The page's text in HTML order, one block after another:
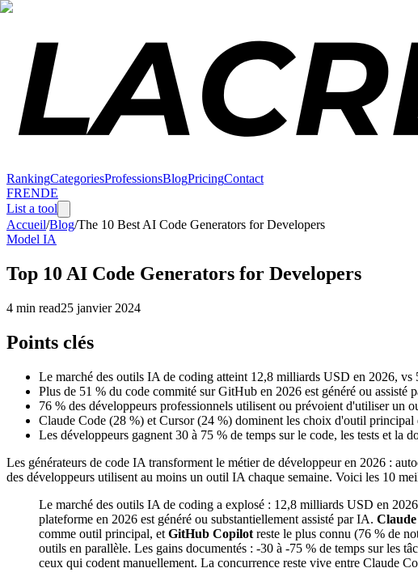
RankingCategoriesProfessionsBlogPricingContact
FRENDE
List a tool
Accueil/Blog/The 10 Best AI Code Generators for Developers
Model IA
Top 10 AI Code Generators for Developers
4 min read25 janvier 2024
Points clés
Le marché des outils IA de coding atteint 12,8 milliards USD en 2026, vs
Plus de 51 % du code commité sur GitHub en 2026 est généré ou assisté
76 % des développeurs professionnels utilisent ou prévoient d'utiliser un
Claude Code (28 %) et Cursor (24 %) dominent les choix d'outil principal
Les développeurs gagnent 30 à 75 % de temps sur le code, les tests et la
Les générateurs de code IA transforment le métier de développeur en 2026 :
des développeurs utilisent au moins un outil IA chaque semaine. Voici les 10
Le marché des outils IA de coding a explosé : 12,8 milliards USD en
plateforme en 2026 est généré ou substantiellement assisté par IA.
comme outil principal, et GitHub Copilot reste le plus connu (76 % de
outils en parallèle. Les gains documentés : -30 à -75 % de temps sur les
ceux qui codent manuellement. La concurrence reste vive entre Claude